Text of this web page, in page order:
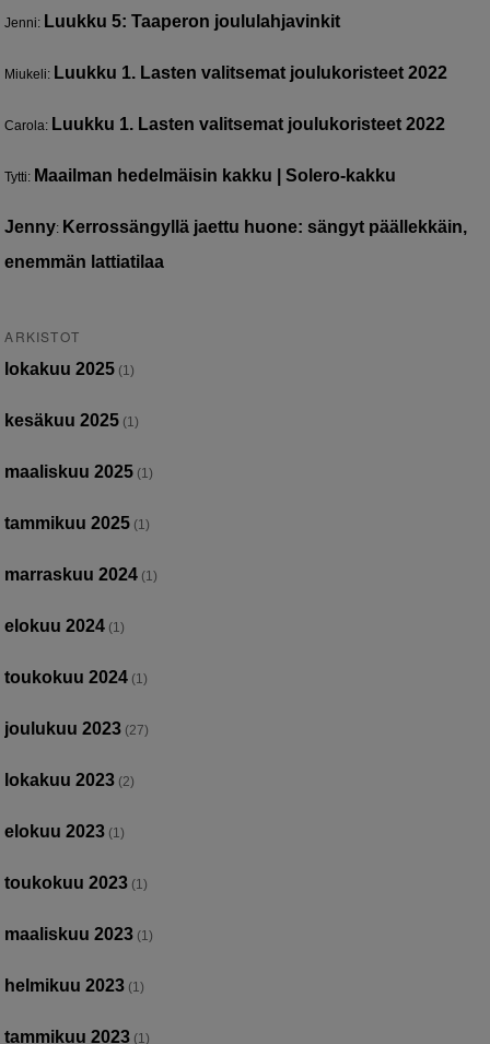
Jenni: Luukku 5: Taaperon joululahjavinkit
Miukeli: Luukku 1. Lasten valitsemat joulukoristeet 2022
Carola: Luukku 1. Lasten valitsemat joulukoristeet 2022
Tytti: Maailman hedelmäisin kakku | Solero-kakku
Jenny: Kerrossängyllä jaettu huone: sängyt päällekkäin,
enemmän lattiatilaa
ARKISTOT
lokakuu 2025 (1)
kesäkuu 2025 (1)
maaliskuu 2025 (1)
tammikuu 2025 (1)
marraskuu 2024 (1)
elokuu 2024 (1)
toukokuu 2024 (1)
joulukuu 2023 (27)
lokakuu 2023 (2)
elokuu 2023 (1)
toukokuu 2023 (1)
maaliskuu 2023 (1)
helmikuu 2023 (1)
tammikuu 2023 (1)